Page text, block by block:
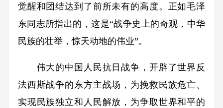
觉醒和团结达到了前所未有的高度。正如毛泽
东同志所指出的，这是“战争史上的奇观，中华
民族的壮举，惊天动地的伟业”。
伟大的中国人民抗日战争，开辟了世界反
法西斯战争的东方主战场，为挽救民族危亡、
实现民族独立和人民解放，为争取世界和平的